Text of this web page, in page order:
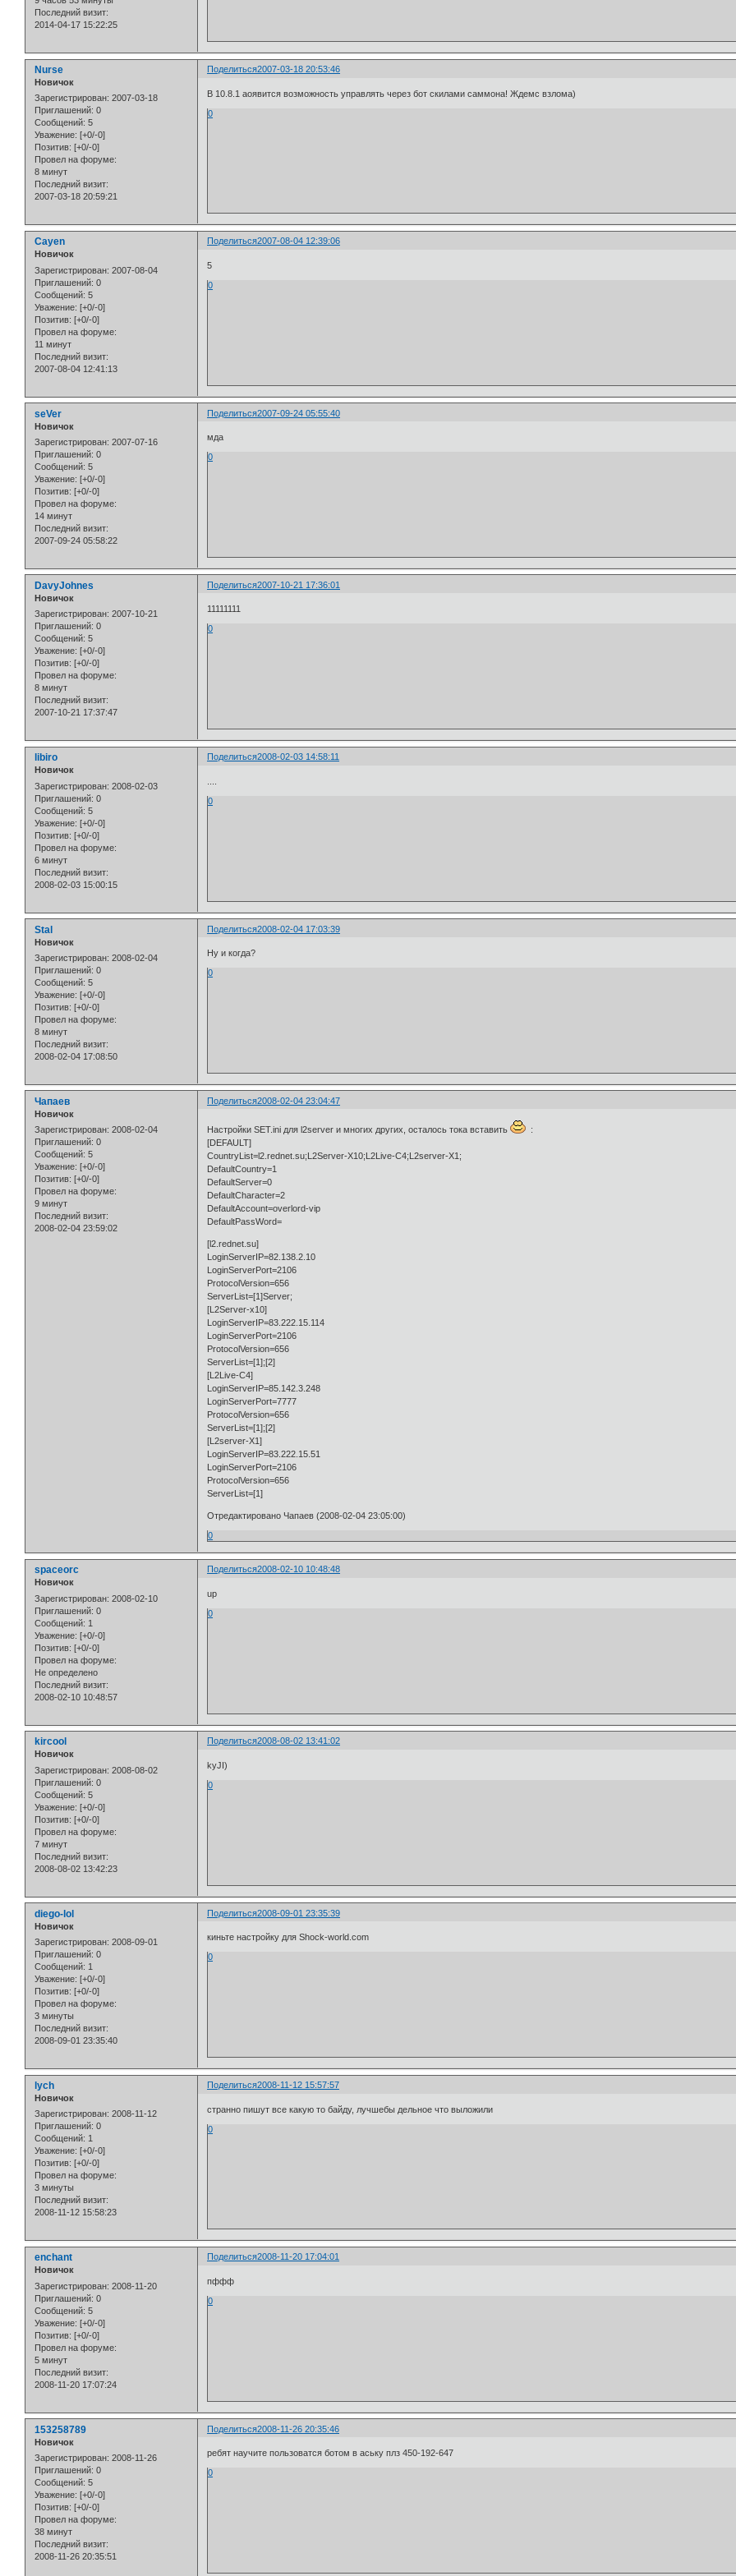
Последний визит:
2014-04-17 15:22:25
Поделиться2007-03-18 20:53:46
Nurse
Новичок
Зарегистрирован: 2007-03-18
Приглашений: 0
Сообщений: 5
Уважение: [+0/-0]
Позитив: [+0/-0]
Провел на форуме:
8 минут
Последний визит:
2007-03-18 20:59:21
В 10.8.1 аоявится возможность управлять через бот скилами саммона! Ждемс взлома)
0
Поделиться2007-08-04 12:39:06
Cayen
Новичок
Зарегистрирован: 2007-08-04
Приглашений: 0
Сообщений: 5
Уважение: [+0/-0]
Позитив: [+0/-0]
Провел на форуме:
11 минут
Последний визит:
2007-08-04 12:41:13
5
0
Поделиться2007-09-24 05:55:40
seVer
Новичок
Зарегистрирован: 2007-07-16
Приглашений: 0
Сообщений: 5
Уважение: [+0/-0]
Позитив: [+0/-0]
Провел на форуме:
14 минут
Последний визит:
2007-09-24 05:58:22
мда
0
Поделиться2007-10-21 17:36:01
DavyJohnes
Новичок
Зарегистрирован: 2007-10-21
Приглашений: 0
Сообщений: 5
Уважение: [+0/-0]
Позитив: [+0/-0]
Провел на форуме:
8 минут
Последний визит:
2007-10-21 17:37:47
11111111
0
Поделиться2008-02-03 14:58:11
libiro
Новичок
Зарегистрирован: 2008-02-03
Приглашений: 0
Сообщений: 5
Уважение: [+0/-0]
Позитив: [+0/-0]
Провел на форуме:
6 минут
Последний визит:
2008-02-03 15:00:15
0
Поделиться2008-02-04 17:03:39
Stal
Новичок
Зарегистрирован: 2008-02-04
Приглашений: 0
Сообщений: 5
Уважение: [+0/-0]
Позитив: [+0/-0]
Провел на форуме:
8 минут
Последний визит:
2008-02-04 17:08:50
Ну и когда?
0
Поделиться2008-02-04 23:04:47
Чапаев
Новичок
Зарегистрирован: 2008-02-04
Приглашений: 0
Сообщений: 5
Уважение: [+0/-0]
Позитив: [+0/-0]
Провел на форуме:
9 минут
Последний визит:
2008-02-04 23:59:02
Настройки SET.ini для l2server и многих других, осталось тока вставить
:
[DEFAULT]
CountryList=l2.rednet.su;L2Server-X10;L2Live-C4;L2server-X1;
DefaultCountry=1
DefaultServer=0
DefaultCharacter=2
DefaultAccount=overlord-vip
DefaultPassWord=
[l2.rednet.su]
LoginServerIP=82.138.2.10
LoginServerPort=2106
ProtocolVersion=656
ServerList=[1]Server;
[L2Server-x10]
LoginServerIP=83.222.15.114
LoginServerPort=2106
ProtocolVersion=656
ServerList=[1];[2]
[L2Live-C4]
LoginServerIP=85.142.3.248
LoginServerPort=7777
ProtocolVersion=656
ServerList=[1];[2]
[L2server-X1]
LoginServerIP=83.222.15.51
LoginServerPort=2106
ProtocolVersion=656
ServerList=[1]
Отредактировано Чапаев (2008-02-04 23:05:00)
0
Поделиться2008-02-10 10:48:48
spaceorc
Новичок
Зарегистрирован: 2008-02-10
Приглашений: 0
Сообщений: 1
Уважение: [+0/-0]
Позитив: [+0/-0]
Провел на форуме:
Не определено
Последний визит:
2008-02-10 10:48:57
up
0
Поделиться2008-08-02 13:41:02
kircool
Новичок
Зарегистрирован: 2008-08-02
Приглашений: 0
Сообщений: 5
Уважение: [+0/-0]
Позитив: [+0/-0]
Провел на форуме:
7 минут
Последний визит:
2008-08-02 13:42:23
kyJI)
0
Поделиться2008-09-01 23:35:39
diego-lol
Новичок
Зарегистрирован: 2008-09-01
Приглашений: 0
Сообщений: 1
Уважение: [+0/-0]
Позитив: [+0/-0]
Провел на форуме:
3 минуты
Последний визит:
2008-09-01 23:35:40
киньте настройку для Shock-world.com
0
Поделиться2008-11-12 15:57:57
lych
Новичок
Зарегистрирован: 2008-11-12
Приглашений: 0
Сообщений: 1
Уважение: [+0/-0]
Позитив: [+0/-0]
Провел на форуме:
3 минуты
Последний визит:
2008-11-12 15:58:23
странно пишут все какую то байду, лучшебы дельное что выложили
0
Поделиться2008-11-20 17:04:01
enchant
Новичок
Зарегистрирован: 2008-11-20
Приглашений: 0
Сообщений: 5
Уважение: [+0/-0]
Позитив: [+0/-0]
Провел на форуме:
5 минут
Последний визит:
2008-11-20 17:07:24
пффф
0
Поделиться2008-11-26 20:35:46
153258789
Новичок
Зарегистрирован: 2008-11-26
Приглашений: 0
Сообщений: 5
Уважение: [+0/-0]
Позитив: [+0/-0]
Провел на форуме:
38 минут
Последний визит:
2008-11-26 20:35:51
ребят научите пользоватся ботом в аську плз 450-192-647
0